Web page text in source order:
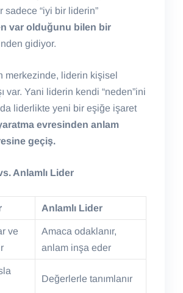
sadece “iyi bir liderin”
var olduğunu bilen bir
gidiyor.
merkezinde, liderin kişisel
var. Yani liderin kendi “neden”ini
da liderlikte yeni bir eşiğe işaret
evresinden anlam
geçiş.
Anlamlı Lider
Anlamlı Lider
ve
Amaca odaklanır,
anlam inşa eder
Değerlerle tanımlanır